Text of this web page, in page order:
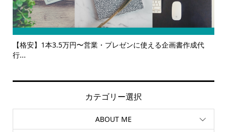
1本3.5万円〜営業・プレゼンに使える企画書作成代
【サービス一
カテゴリー選択
ABOUT ME